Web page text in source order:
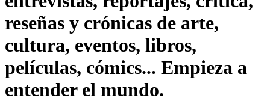
reseñas y crónicas de arte,
cultura, eventos, libros,
películas, cómics... Empieza a
entender el mundo.